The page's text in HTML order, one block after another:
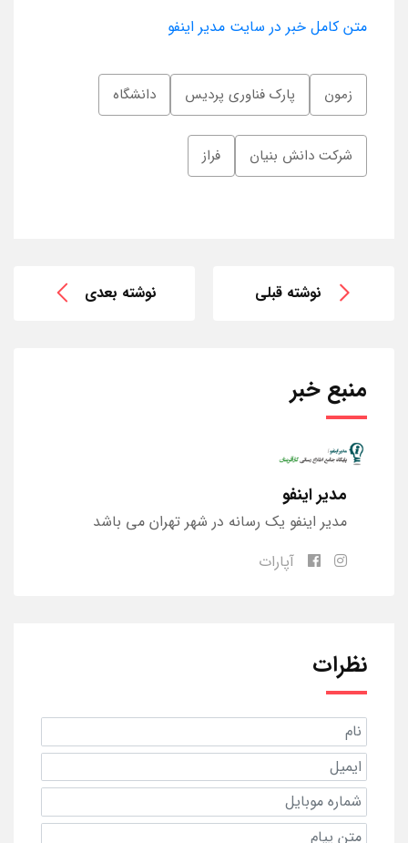
متن کامل خبر در سایت مدیر اینفو
زمون پارک فناوری پردیس دانشگاه
شرکت دانش بنیان فراز
نوشته قبلی نوشته بعدی
منبع خبر
مدیر اینفو
مدیر اینفو یک رسانه در شهر تهران می باشد
آپارات
نظرات